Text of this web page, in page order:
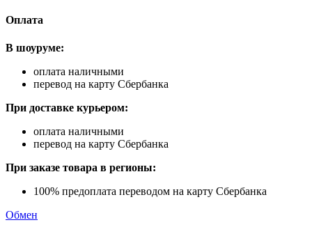
Оплата
В шоуруме:
оплата наличными
перевод на карту Сбербанка
При доставке курьером:
оплата наличными
перевод на карту Сбербанка
При заказе товара в регионы:
100% предоплата переводом на карту Сбербанка
Обмен